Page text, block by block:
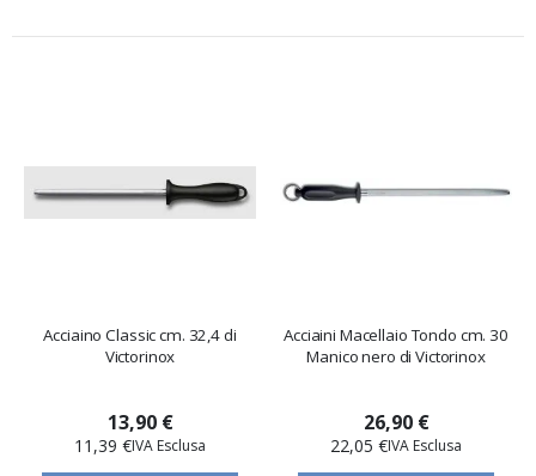
Acciaino Classic cm. 32,4 di
Victorinox
13,90 €
11,39 €
Acciaini Macellaio Tondo cm. 30
Manico nero di Victorinox
26,90 €
22,05 €